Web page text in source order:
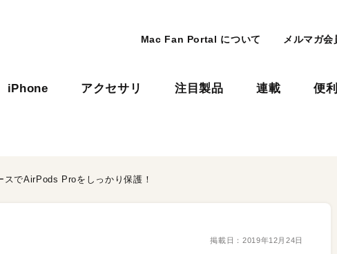
Mac Fan Portal について メルマガ会
iPhone アクセサリ 注目製品 連載 便
スでAirPods Proをしっかり保護！
掲載日： 2019年12月24日